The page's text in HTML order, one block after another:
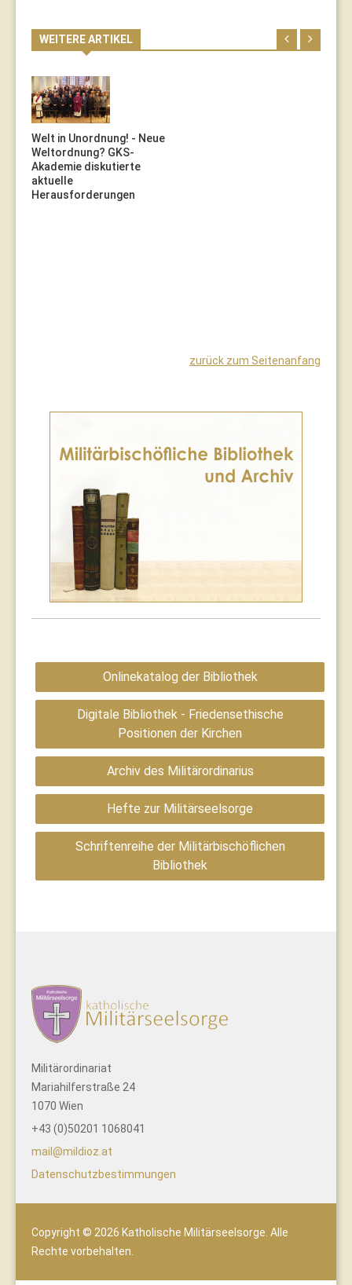
WEITERE ARTIKEL
Welt in Unordnung! - Neue
Weltordnung? GKS-
Akademie diskutierte
aktuelle
Herausforderungen
zurück zum Seitenanfang
Onlinekatalog der Bibliothek
Digitale Bibliothek - Friedensethische
Positionen der Kirchen
Archiv des Militärordinarius
Hefte zur Militärseelsorge
Schriftenreihe der Militärbischöflichen
Bibliothek
Militärordinariat
Mariahilferstraße 24
1070 Wien
+43 (0)50201 1068041
mail@mildioz.at
Datenschutzbestimmungen
Copyright © 2026 Katholische Militärseelsorge. Alle
Rechte vorbehalten.